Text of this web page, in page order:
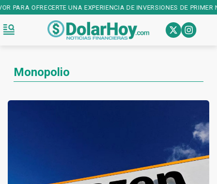
UNA EXPERIENCIA DE INVERSIONES DE PRIMER NIVEL!
Monopolio